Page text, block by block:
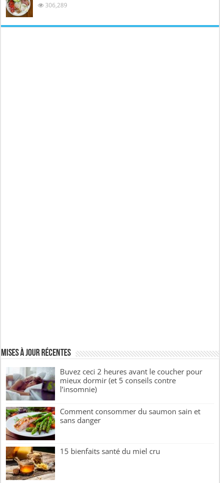
306,289
Mises à jour récentes
Buvez ceci 2 heures avant le coucher pour
mieux dormir (et 5 conseils contre
l’insomnie)
Comment consommer du saumon sain et
sans danger
15 bienfaits santé du miel cru